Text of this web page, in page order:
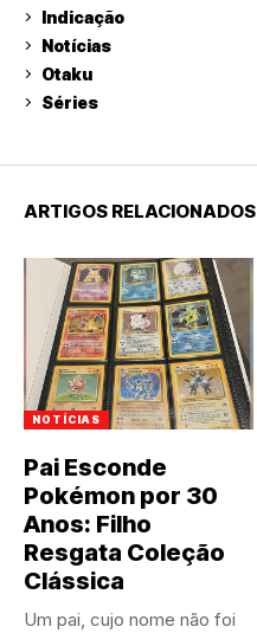
Indicação
Notícias
Otaku
Séries
ARTIGOS RELACIONADOS
NOTÍCIAS
Pai Esconde
Pokémon por 30
Anos: Filho
Resgata Coleção
Clássica
Um pai, cujo nome não foi